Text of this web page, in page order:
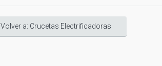
Volver a: Crucetas Electrificadoras